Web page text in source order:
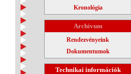
Kronológia
Archívum
Rendezvényeink
Dokumentumok
Technikai információk